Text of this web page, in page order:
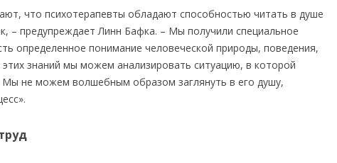
что психотерапевты обладают способностью читать в душе
– предупреждает Линн Бафка. – Мы получили специальное
определенное понимание человеческой природы, поведения,
знаний мы можем анализировать ситуацию, в которой
Мы не можем волшебным образом заглянуть в его душу,